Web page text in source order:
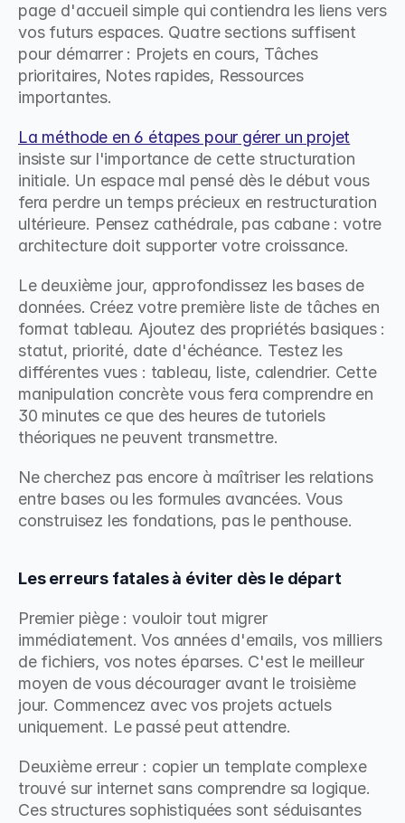
page d'accueil simple qui contiendra les liens vers
vos futurs espaces. Quatre sections suffisent
pour démarrer : Projets en cours, Tâches
prioritaires, Notes rapides, Ressources
importantes.
La méthode en 6 étapes pour gérer un projet
insiste sur l'importance de cette structuration
initiale. Un espace mal pensé dès le début vous
fera perdre un temps précieux en restructuration
ultérieure. Pensez cathédrale, pas cabane : votre
architecture doit supporter votre croissance.
Le deuxième jour, approfondissez les bases de
données. Créez votre première liste de tâches en
format tableau. Ajoutez des propriétés basiques :
statut, priorité, date d'échéance. Testez les
différentes vues : tableau, liste, calendrier. Cette
manipulation concrète vous fera comprendre en
30 minutes ce que des heures de tutoriels
théoriques ne peuvent transmettre.
Ne cherchez pas encore à maîtriser les relations
entre bases ou les formules avancées. Vous
construisez les fondations, pas le penthouse.
Les erreurs fatales à éviter dès le départ
Premier piège : vouloir tout migrer
immédiatement. Vos années d'emails, vos milliers
de fichiers, vos notes éparses. C'est le meilleur
moyen de vous décourager avant le troisième
jour. Commencez avec vos projets actuels
uniquement. Le passé peut attendre.
Deuxième erreur : copier un template complexe
trouvé sur internet sans comprendre sa logique.
Ces structures sophistiquées sont séduisantes